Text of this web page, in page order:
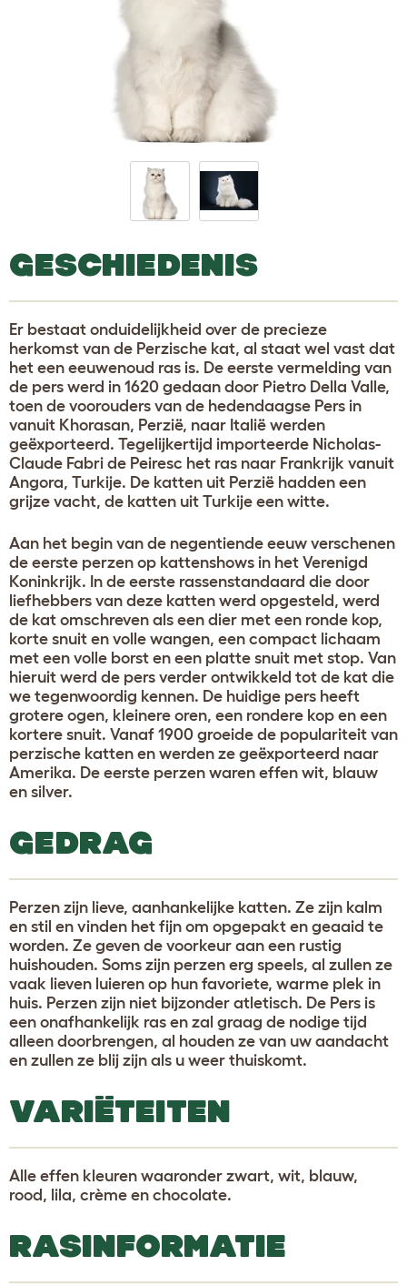
GESCHIEDENIS
Er bestaat onduidelijkheid over de precieze
herkomst van de Perzische kat, al staat wel vast dat
het een eeuwenoud ras is. De eerste vermelding van
de pers werd in 1620 gedaan door Pietro Della Valle,
toen de voorouders van de hedendaagse Pers in
vanuit Khorasan, Perzië, naar Italië werden
geëxporteerd. Tegelijkertijd importeerde Nicholas-
Claude Fabri de Peiresc het ras naar Frankrijk vanuit
Angora, Turkije. De katten uit Perzië hadden een
grijze vacht, de katten uit Turkije een witte.
Aan het begin van de negentiende eeuw verschenen
de eerste perzen op kattenshows in het Verenigd
Koninkrijk. In de eerste rassenstandaard die door
liefhebbers van deze katten werd opgesteld, werd
de kat omschreven als een dier met een ronde kop,
korte snuit en volle wangen, een compact lichaam
met een volle borst en een platte snuit met stop. Van
hieruit werd de pers verder ontwikkeld tot de kat die
we tegenwoordig kennen. De huidige pers heeft
grotere ogen, kleinere oren, een rondere kop en een
kortere snuit. Vanaf 1900 groeide de populariteit van
perzische katten en werden ze geëxporteerd naar
Amerika. De eerste perzen waren effen wit, blauw
en silver.
GEDRAG
Perzen zijn lieve, aanhankelijke katten. Ze zijn kalm
en stil en vinden het fijn om opgepakt en geaaid te
worden. Ze geven de voorkeur aan een rustig
huishouden. Soms zijn perzen erg speels, al zullen ze
vaak lieven luieren op hun favoriete, warme plek in
huis. Perzen zijn niet bijzonder atletisch. De Pers is
een onafhankelijk ras en zal graag de nodige tijd
alleen doorbrengen, al houden ze van uw aandacht
en zullen ze blij zijn als u weer thuiskomt.
VARIËTEITEN
Alle effen kleuren waaronder zwart, wit, blauw,
rood, lila, crème en chocolate.
RASINFORMATIE